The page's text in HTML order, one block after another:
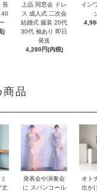
長
40
)
上品 同窓会 ドレ
ス 成人式 二次会
結婚式 服装 20代
30代 袖あり 即日
発送
4,280円(内税)
イン
商品
丈
発表会や演奏会
に スパンコール
オト
出か